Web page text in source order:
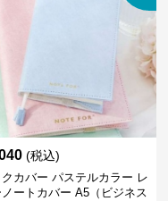
(税込)
クカバー パステルカラー レ
ートカバー A5（ビジネス